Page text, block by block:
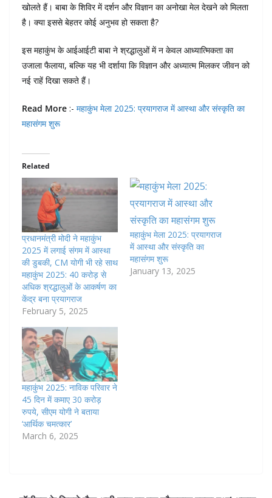
खोलते हैं। बाबा के शिविर में दर्शन और विज्ञान का अनोखा मेल देखने को मिलता
है। क्या इससे बेहतर कोई अनुभव हो सकता है?
इस महाकुंभ के आईआईटी बाबा ने श्रद्धालुओं में न केवल आध्यात्मिकता का
उजाला फैलाया, बल्कि यह भी दर्शाया कि विज्ञान और अध्यात्म मिलकर जीवन को
नई राहें दिखा सकते हैं।
Read More :- महाकुंभ मेला 2025: प्रयागराज में आस्था और संस्कृति का
महासंगम शुरू
Related
प्रधानमंत्री मोदी ने महाकुंभ
2025 में लगाई संगम में आस्था
की डुबकी, CM योगी भी रहे साथ
महाकुंभ 2025: 40 करोड़ से
अधिक श्रद्धालुओं के आकर्षण का
केंद्र बना प्रयागराज
February 5, 2025
महाकुंभ मेला 2025: प्रयागराज
में आस्था और संस्कृति का
महासंगम शुरू
January 13, 2025
महाकुंभ 2025: नाविक परिवार ने
45 दिन में कमाए 30 करोड़
रुपये, सीएम योगी ने बताया
‘आर्थिक चमत्कार’
March 6, 2025